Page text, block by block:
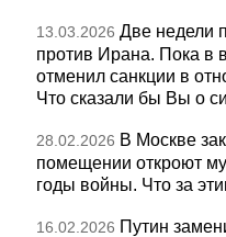
13.03.2026 Две недели
против Ирана. Пока в
отменил санкции в
Что сказали бы Вы о
28.02.2026 В Москве
помещении откроют
годы войны. Что за
16.02.2026 Путин